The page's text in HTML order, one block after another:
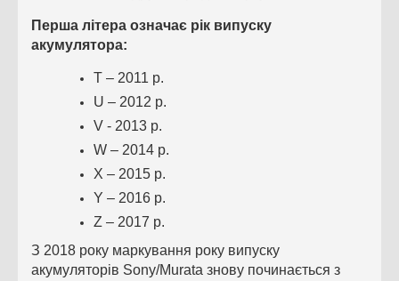
Перша літера означає рік випуску
акумулятора:
T – 2011 р.
U – 2012 р.
V - 2013 р.
W – 2014 р.
X – 2015 р.
Y – 2016 р.
Z – 2017 р.
З 2018 року маркування року випуску
акумуляторів Sony/Murata знову починається з